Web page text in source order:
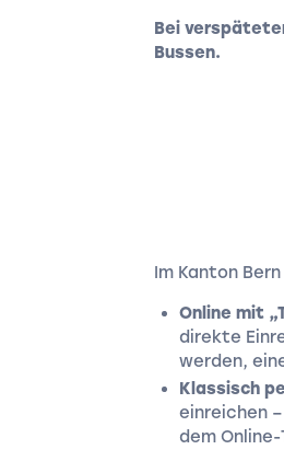
Bei
Bussen.
Im Kanton
Online mit
direkte
werden,
Klassisch
einreichen
dem Online-